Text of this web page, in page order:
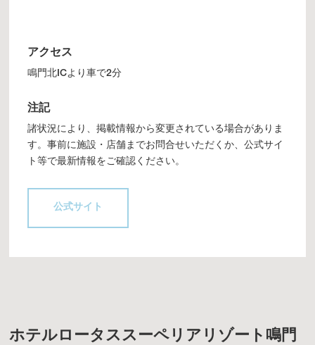
アクセス
鳴門北ICより車で2分
注記
諸状況により、掲載情報から変更されている場合がありま
す。事前に施設・店舗までお問合せいただくか、公式サイ
ト等で最新情報をご確認ください。
公式サイト
ホテルロータススーペリアリゾート鳴門